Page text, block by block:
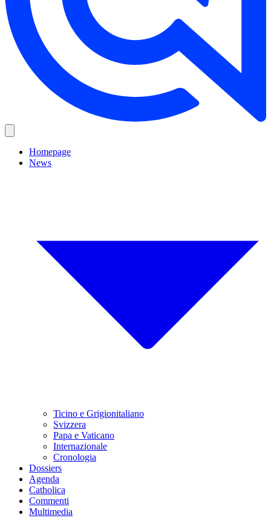
Homepage
News
Ticino e Grigionitaliano
Svizzera
Papa e Vaticano
Internazionale
Cronologia
Dossiers
Agenda
Catholica
Commenti
Multimedia